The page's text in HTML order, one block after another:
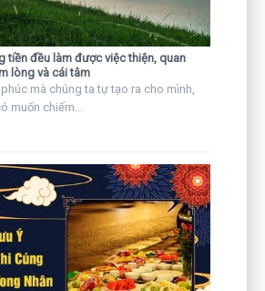
tiền đều làm được việc thiện, quan
lòng và cái tâm
mà chúng ta tự tạo ra cho mình,
muốn chiếm...